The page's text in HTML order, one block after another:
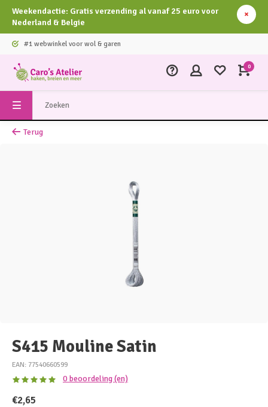
Weekendactie: Gratis verzending al vanaf 25 euro voor
Nederland & Belgie
#1 webwinkel voor wol & garen
0
Terug
S415 Mouline Satin
EAN: 77540660599
0 beoordeling (en)
€2,65